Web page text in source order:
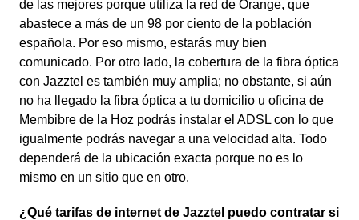
de las mejores porque utiliza la red de Orange, que
abastece a más de un 98 por ciento de la población
española. Por eso mismo, estarás muy bien
comunicado. Por otro lado, la cobertura de la fibra óptica
con Jazztel es también muy amplia; no obstante, si aún
no ha llegado la fibra óptica a tu domicilio u oficina de
Membibre de la Hoz podrás instalar el ADSL con lo que
igualmente podrás navegar a una velocidad alta. Todo
dependerá de la ubicación exacta porque no es lo
mismo en un sitio que en otro.
¿Qué tarifas de internet de Jazztel puedo contratar si